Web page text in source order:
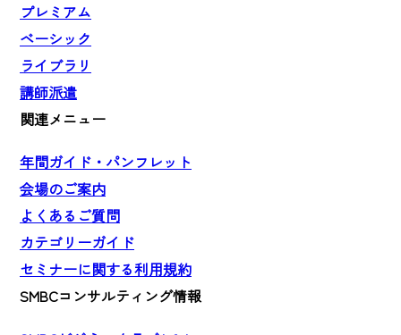
プレミアム
ベーシック
ライブラリ
講師派遣
関連メニュー
年間ガイド・パンフレット
会場のご案内
よくあるご質問
カテゴリーガイド
セミナーに関する利用規約
SMBCコンサルティング情報